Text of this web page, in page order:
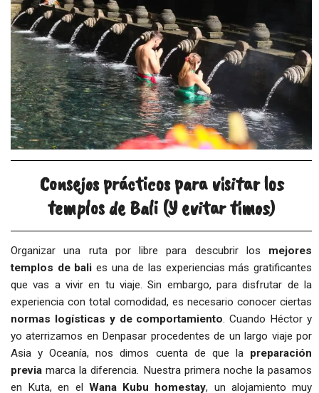
Consejos prácticos para visitar los
templos de Bali (Y evitar timos)
Organizar una ruta por libre para descubrir los mejores
templos de bali es una de las experiencias más gratificantes
que vas a vivir en tu viaje. Sin embargo, para disfrutar de la
experiencia con total comodidad, es necesario conocer ciertas
normas logísticas y de comportamiento. Cuando Héctor y
yo aterrizamos en Denpasar procedentes de un largo viaje por
Asia y Oceanía, nos dimos cuenta de que la preparación
previa marca la diferencia. Nuestra primera noche la pasamos
en Kuta, en el Wana Kubu homestay, un alojamiento muy